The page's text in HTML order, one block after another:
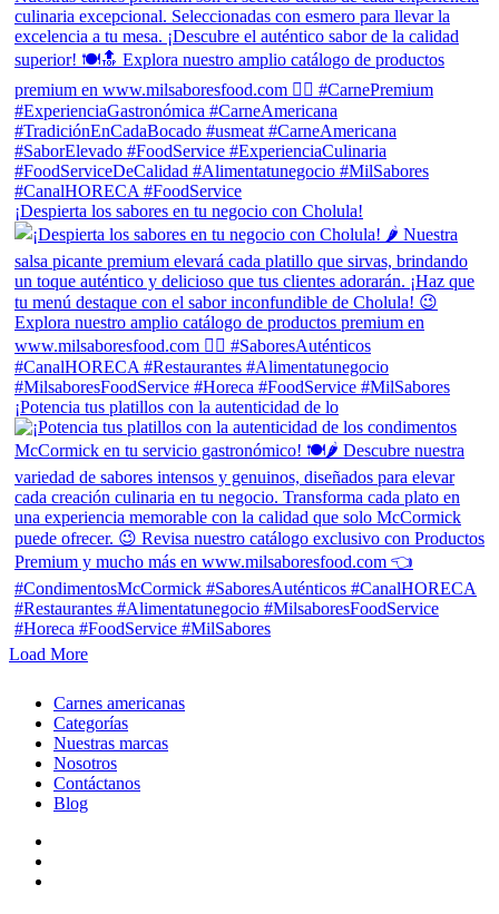
¡Despierta los sabores en tu negocio con Cholula!
¡Potencia tus platillos con la autenticidad de lo
Load More
Close
Menu
Carnes americanas
Categorías
Nuestras marcas
Nosotros
Contáctanos
Blog